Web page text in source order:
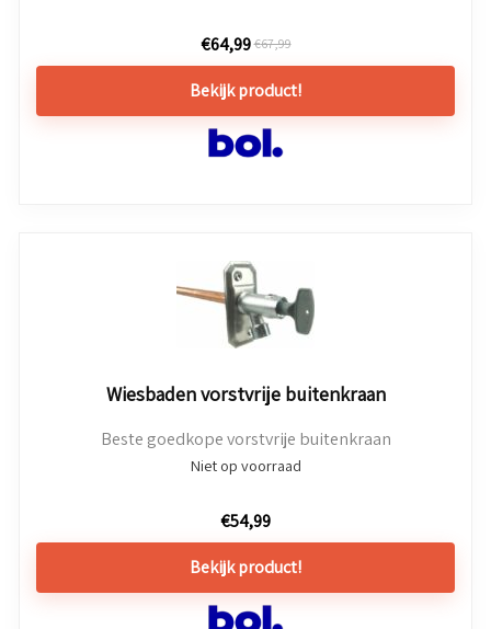
€64,99€67,99
Bekijk product!
Wiesbaden vorstvrije buitenkraan
Beste goedkope vorstvrije buitenkraan
Niet op voorraad
€54,99
Bekijk product!